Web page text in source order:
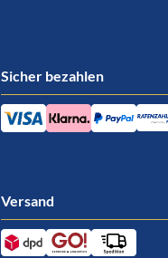
Sicher bezahlen
Versand